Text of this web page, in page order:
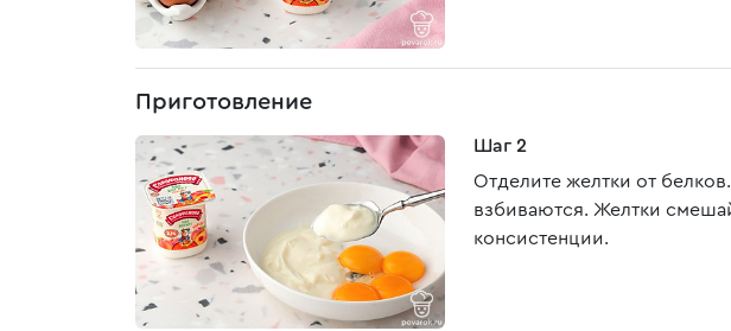
Приготовление
Шаг 2
Отделите желтки от
взбиваются. Желтки
консистенции.